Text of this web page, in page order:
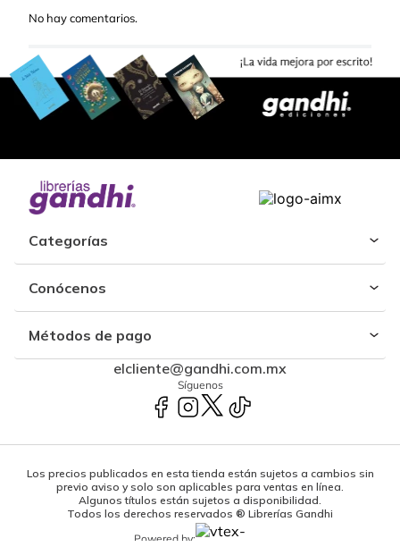
No hay comentarios.
Categorías
Conócenos
Métodos de pago
elcliente@gandhi.com.mx
Síguenos
Los precios publicados en esta tienda están sujetos a cambios sin
previo aviso y solo son aplicables para ventas en línea.
Algunos títulos están sujetos a disponibilidad.
Todos los derechos reservados ® Librerías Gandhi
Powered by: